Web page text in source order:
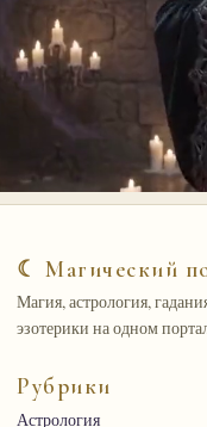
☾ Магический
Магия, астрология,
эзотерики на одном
Рубрики
Астрология